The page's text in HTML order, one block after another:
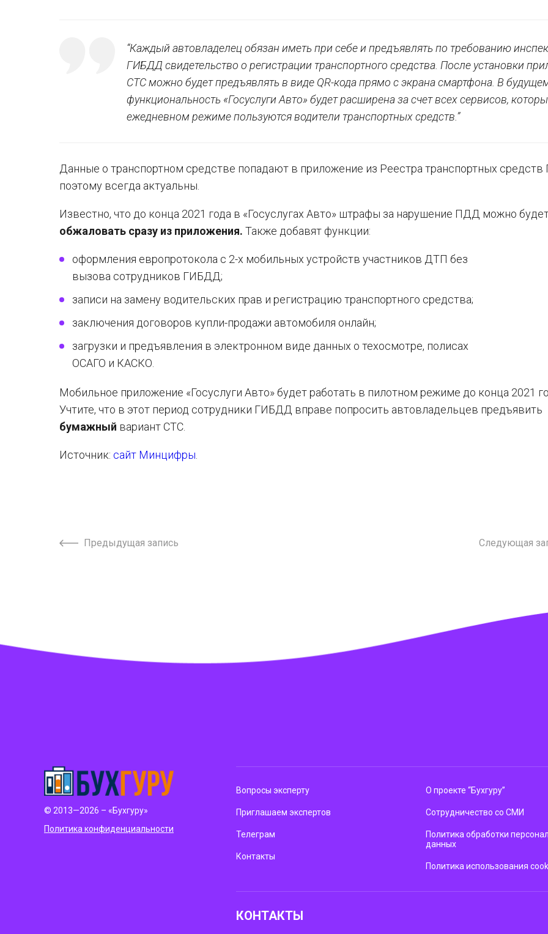
“Каждый автовладелец обязан иметь при себе и предъявлять по требованию
ГИБДД свидетельство о регистрации транспортного средства. После установки
СТС можно будет предъявлять в виде QR-кода прямо с экрана смартфона. В
функциональность «Госуслуги Авто» будет расширена за счет всех сервисов,
ежедневном режиме пользуются водители транспортных средств.”
Данные о транспортном средстве попадают в приложение из Реестра транспортных
поэтому всегда актуальны.
Известно, что до конца 2021 года в «Госуслугах Авто» штрафы за нарушение ПДД можно
обжаловать сразу из приложения. Также добавят функции:
оформления европротокола с 2-х мобильных устройств участников ДТП без
вызова сотрудников ГИБДД;
записи на замену водительских прав и регистрацию транспортного средства;
заключения договоров купли-продажи автомобиля онлайн;
загрузки и предъявления в электронном виде данных о техосмотре, полисах
ОСАГО и КАСКО.
Мобильное приложение «Госуслуги Авто» будет работать в пилотном режиме до конца 2021
Учтите, что в этот период сотрудники ГИБДД вправе попросить автовладельцев предъявить
бумажный вариант СТС.
Источник: сайт Минцифры
Предыдущая запись Следующая
© 2013—2026 – «Бухгуру»
Политика конфиденциальности
Вопросы эксперту
Приглашаем экспертов
Телеграм
Контакты
О проекте “Бухгуру”
Сотрудничество со СМИ
Политика обработки
данных
Политика использования
КОНТАКТЫ